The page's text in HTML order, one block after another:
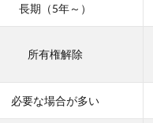
長期（5年～）
所有権解除
必要な場合が多い